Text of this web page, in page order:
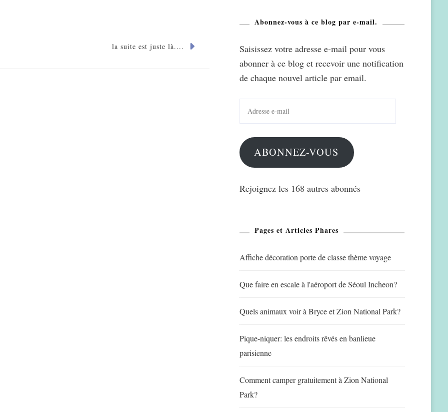
la suite est juste là....
Abonnez-vous à ce blog par e-mail.
Saisissez votre adresse e-mail pour vous
abonner à ce blog et recevoir une notification
de chaque nouvel article par email.
mail
ABONNEZ-VOUS
Rejoignez les 168 autres abonnés
Pages et Articles Phares
Affiche décoration porte de classe thème voyage
Que faire en escale à l'aéroport de Séoul Incheon?
Quels animaux voir à Bryce et Zion National Park?
Pique-niquer: les endroits rêvés en banlieue
parisienne
Comment camper gratuitement à Zion National
Park?